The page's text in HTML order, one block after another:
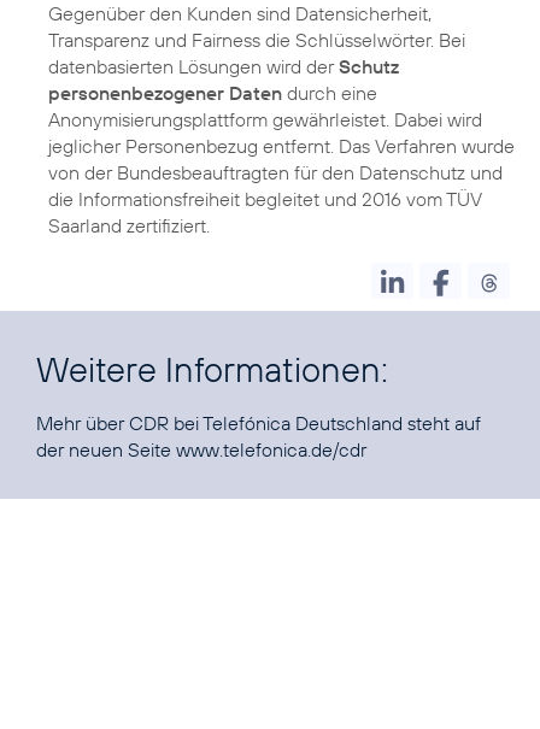
Gegenüber den Kunden sind Datensicherheit,
Transparenz und Fairness die Schlüsselwörter. Bei
datenbasierten Lösungen wird derSchutz
personenbezogener Daten durch eine
Anonymisierungsplattform gewährleistet. Dabei wird
jeglicher Personenbezug entfernt. Das Verfahren wurde
von der Bundesbeauftragten für den Datenschutz und
die Informationsfreiheit begleitet und 2016 vom TÜV
Saarland zertifiziert.
Weitere Informationen:
Mehr über CDR bei Telefónica Deutschland steht auf
der neuen Seite www.telefonica.de/cdr